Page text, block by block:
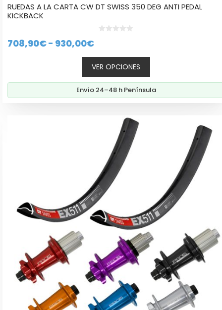
RUEDAS A LA CARTA CW DT SWISS 350 DEG ANTI PEDAL
KICKBACK
708,90€- 930,00€Rango
de
precios:
desde
708,90€
930,00€
VER OPCIONES
Envío 24–48 h Península
pueden
elegir
página
producto